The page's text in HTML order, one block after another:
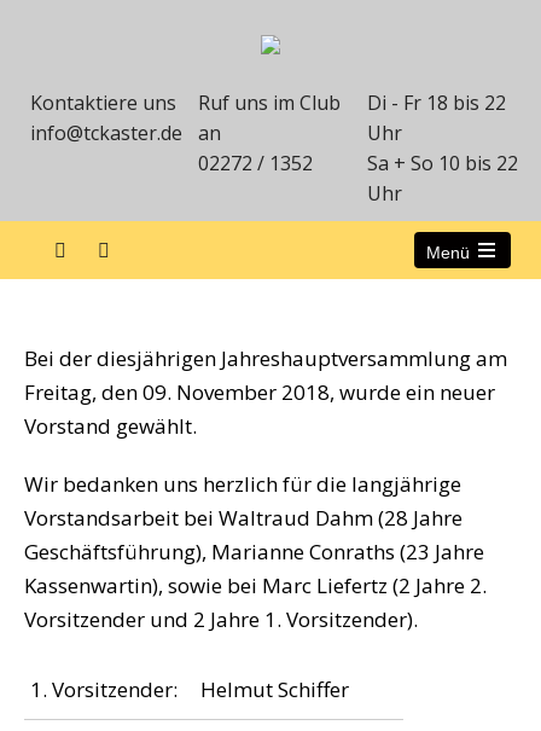
Kontaktiere uns
info@tckaster.de
Ruf uns im Club
an
02272 / 1352
Di - Fr 18 bis 22
Uhr
Sa + So 10 bis 22
Uhr
Menü
Bei der diesjährigen Jahreshauptversammlung am
Freitag, den 09. November 2018, wurde ein neuer
Vorstand gewählt.
Wir bedanken uns herzlich für die langjährige
Vorstandsarbeit bei Waltraud Dahm (28 Jahre
Geschäftsführung), Marianne Conraths (23 Jahre
Kassenwartin), sowie bei Marc Liefertz (2 Jahre 2.
Vorsitzender und 2 Jahre 1. Vorsitzender).
1. Vorsitzender: Helmut Schiffer